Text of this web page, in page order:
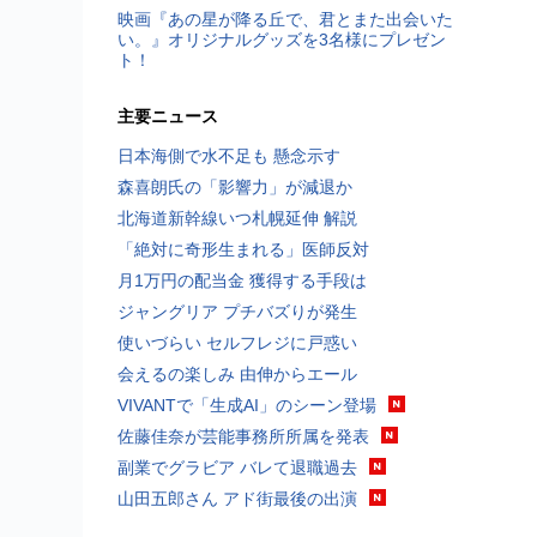
映画『あの星が降る丘で、君とまた出会いた
い。』オリジナルグッズを3名様にプレゼン
ト！
主要ニュース
日本海側で水不足も 懸念示す
森喜朗氏の「影響力」が減退か
北海道新幹線いつ札幌延伸 解説
「絶対に奇形生まれる」医師反対
月1万円の配当金 獲得する手段は
ジャングリア プチバズりが発生
使いづらい セルフレジに戸惑い
会えるの楽しみ 由伸からエール
VIVANTで「生成AI」のシーン登場
佐藤佳奈が芸能事務所所属を発表
副業でグラビア バレて退職過去
山田五郎さん アド街最後の出演